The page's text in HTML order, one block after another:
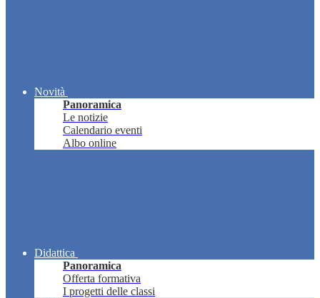
Novità
Panoramica
Le notizie
Calendario eventi
Albo online
Didattica
Panoramica
Offerta formativa
I progetti delle classi